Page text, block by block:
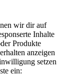
wir dir auf
Inhalte
Produkte
anzeigen
setzen
ein: